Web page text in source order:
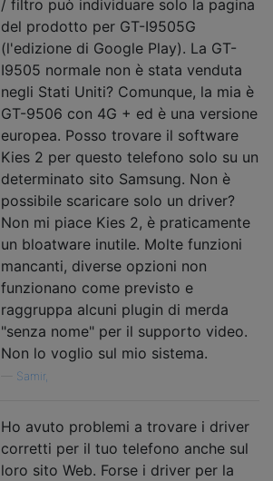
/ filtro può individuare solo la pagina
del prodotto per GT-I9505G
(l'edizione di Google Play). La GT-
I9505 normale non è stata venduta
negli Stati Uniti? Comunque, la mia è
GT-9506 con 4G + ed è una versione
europea. Posso trovare il software
Kies 2 per questo telefono solo su un
determinato sito Samsung. Non è
possibile scaricare solo un driver?
Non mi piace Kies 2, è praticamente
un bloatware inutile. Molte funzioni
mancanti, diverse opzioni non
funzionano come previsto e
raggruppa alcuni plugin di merda
"senza nome" per il supporto video.
Non lo voglio sul mio sistema.
Samir,
Ho avuto problemi a trovare i driver
corretti per il tuo telefono anche sul
loro sito Web. Forse i driver per la